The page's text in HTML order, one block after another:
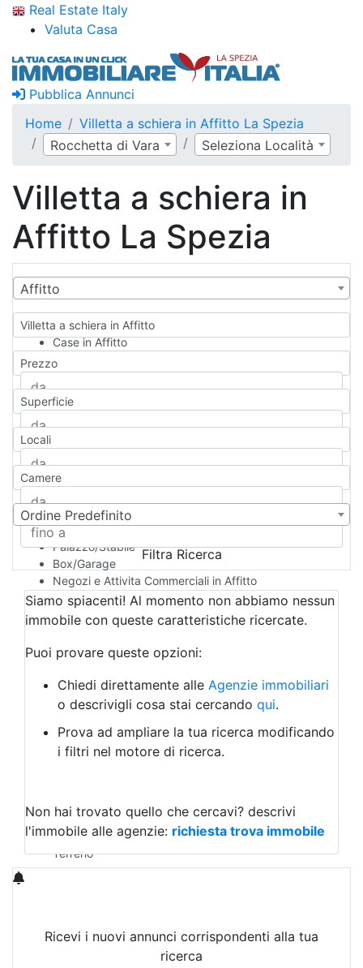
Real Estate Italy
Valuta Casa
Pubblica Annunci
Home
Villetta a schiera in Affitto La Spezia
Rocchetta di Vara
Seleziona Località
Villetta a schiera in
Affitto La Spezia
Affitto
Villetta a schiera in Affitto
Case in Affitto
Qualsiasi
Appartamento
Casa indipendente
Casa Semi-indipendente
Attico/Mansarda
Rustico/Casale
Camera d'Albergo
Multiproprietà
Palazzo/Stabile
Box/Garage
Negozi e Attivita Commerciali in Affitto
Qualsiasi
Attività/Licenza Commerciale
Azienda Agricola
Bar/Ristorante
Albergo
Laboratorio Artigianale
Negozio/locale commerciale
Agriturismo
Magazzini
Qualsiasi
Terreno edificabile
Terreno
Prezzo
Superficie
Locali
Camere
Ordine Predefinito
Filtra Ricerca
Siamo spiacenti! Al momento non abbiamo nessun
immobile con queste caratteristiche ricercate.
Puoi provare queste opzioni:
Chiedi direttamente alle Agenzie immobiliari
o descrivigli cosa stai cercando qui.
Prova ad ampliare la tua ricerca modificando
i filtri nel motore di ricerca.
Non hai trovato quello che cercavi? descrivi
l'immobile alle agenzie: richiesta trova immobile
Ricevi i nuovi annunci corrispondenti alla tua
ricerca